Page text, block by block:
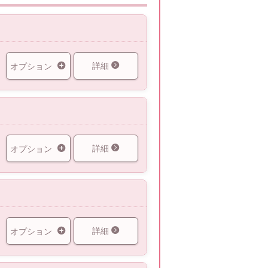
詳細
オプション
詳細
オプション
詳細
オプション